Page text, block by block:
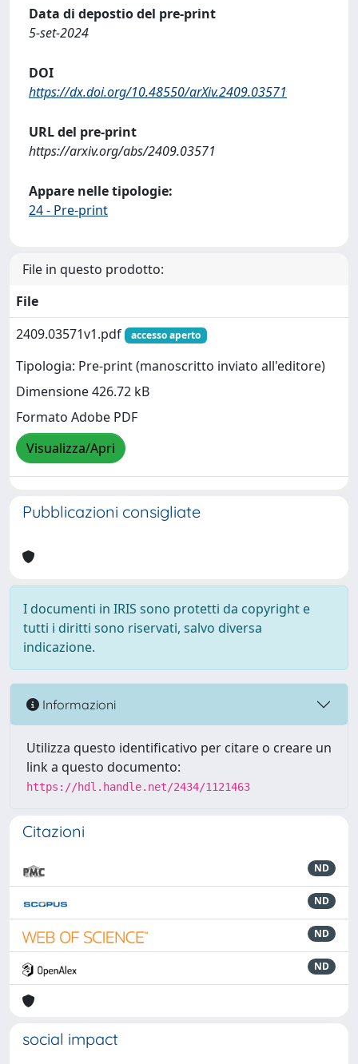
Data di depostio del pre-print
5-set-2024
DOI
https://dx.doi.org/10.48550/arXiv.2409.03571
URL del pre-print
https://arxiv.org/abs/2409.03571
Appare nelle tipologie:
24 - Pre-print
File in questo prodotto:
File
2409.03571v1.pdf
accesso aperto
Tipologia: Pre-print (manoscritto inviato all'editore)
Dimensione 426.72 kB
Formato Adobe PDF
Visualizza/Apri
Pubblicazioni consigliate
I documenti in IRIS sono protetti da copyright e
tutti i diritti sono riservati, salvo diversa
indicazione.
Informazioni
Utilizza questo identificativo per citare o creare un
link a questo documento:
https://hdl.handle.net/2434/1121463
Citazioni
ND
ND
ND
ND
social impact